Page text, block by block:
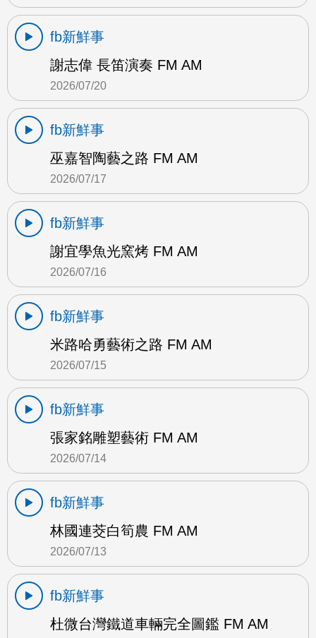
fb新鮮事
謝志偉 長笛演奏 FM AM
2026/07/20
fb新鮮事
巫嘉智陶藝之路 FM AM
2026/07/17
fb新鮮事
謝宜學魚光窯烤 FM AM
2026/07/16
fb新鮮事
米路哈勇藝術之路 FM AM
2026/07/15
fb新鮮事
張家銘雕塑藝術 FM AM
2026/07/14
fb新鮮事
林國連茭白筍農 FM AM
2026/07/13
fb新鮮事
杜微台灣鐵道車輛完全圖鑑 FM AM